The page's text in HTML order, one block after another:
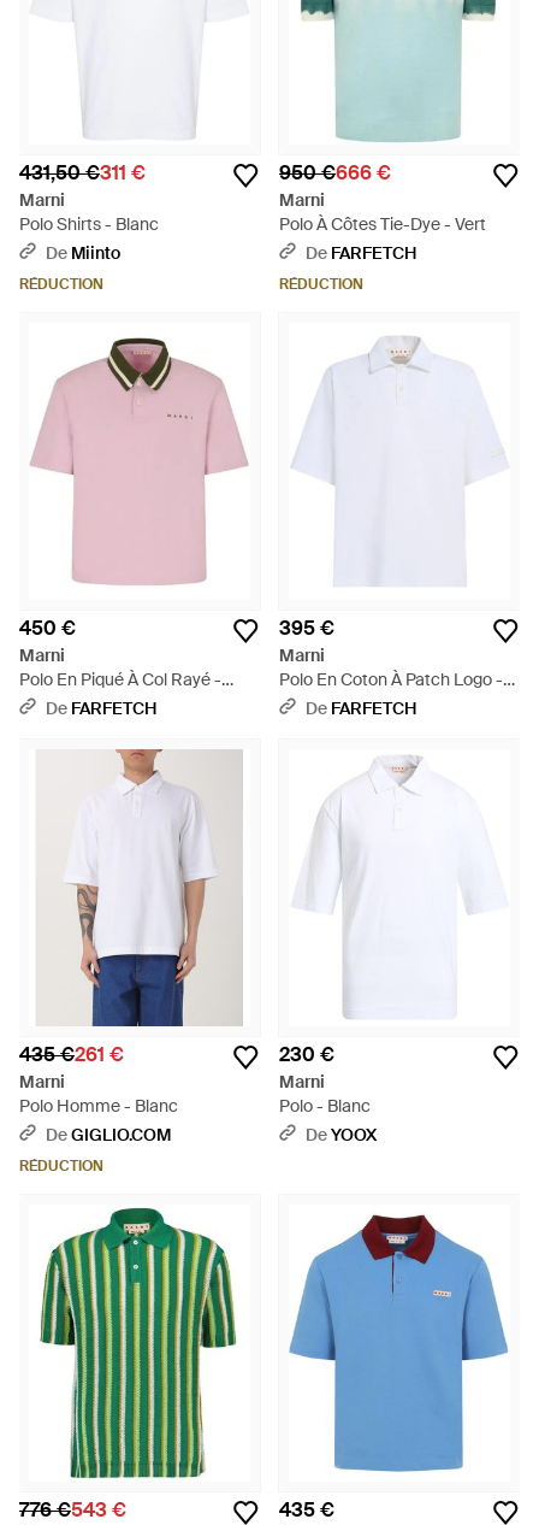
431,50 €311 €
Marni
Polo Shirts - Blanc
De Miinto
RÉDUCTION
950 €666 €
Marni
Polo À Côtes Tie-Dye - Vert
De FARFETCH
RÉDUCTION
450 €
Marni
Polo En Piqué À Col Rayé -
RoseDe FARFETCH
395 €
Marni
Polo En Coton À Patch Logo -
Blanc
De FARFETCH
435 €261 €
Marni
Polo Homme - Blanc
DeGIGLIO.COM
RÉDUCTION
230 €
Marni
Polo - Blanc
DeYOOX
776 €543 € 435 €